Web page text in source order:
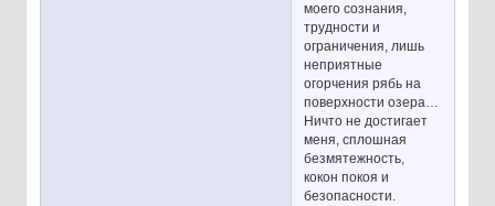
моего сознания,
трудности и
ограничения, лишь
неприятные
огорчения рябь на
поверхности озера…
Ничто не достигает
меня, сплошная
безмятежность,
кокон покоя и
безопасности.